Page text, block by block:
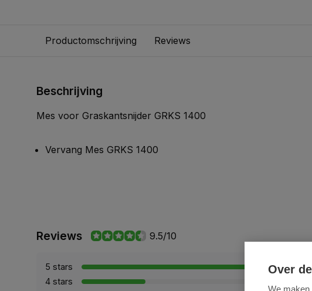
Productomschrijving Reviews
Beschrijving
Mes voor Graskantsnijder GRKS 1400
Vervang Mes GRKS 1400
Reviews 9.5/10
5 stars
4 stars
Over
We maken